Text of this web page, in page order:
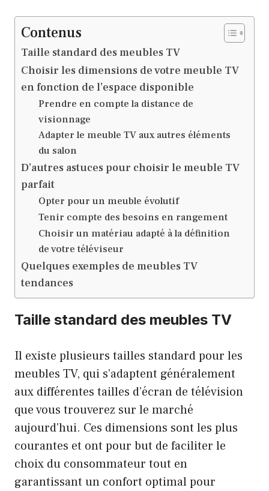
Contenus
Taille standard des meubles TV
Choisir les dimensions de votre meuble TV
en fonction de l’espace disponible
Prendre en compte la distance de
visionnage
Adapter le meuble TV aux autres éléments
du salon
D’autres astuces pour choisir le meuble TV
parfait
Opter pour un meuble évolutif
Tenir compte des besoins en rangement
Choisir un matériau adapté à la définition
de votre téléviseur
Quelques exemples de meubles TV
tendances
Taille standard des meubles TV
Il existe plusieurs tailles standard pour les
meubles TV, qui s’adaptent généralement
aux différentes tailles d’écran de télévision
que vous trouverez sur le marché
aujourd’hui. Ces dimensions sont les plus
courantes et ont pour but de faciliter le
choix du consommateur tout en
garantissant un confort optimal pour